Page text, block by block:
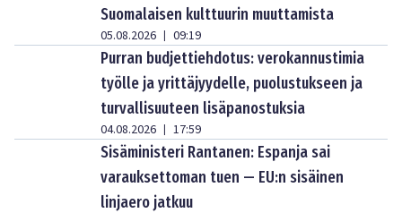
Suomalaisen kulttuurin muuttamista
05.08.2026 | 09:19
Purran budjettiehdotus: verokannustimia
työlle ja yrittäjyydelle, puolustukseen ja
turvallisuuteen lisäpanostuksia
04.08.2026 | 17:59
Sisäministeri Rantanen: Espanja sai
varauksettoman tuen — EU:n sisäinen
linjaero jatkuu